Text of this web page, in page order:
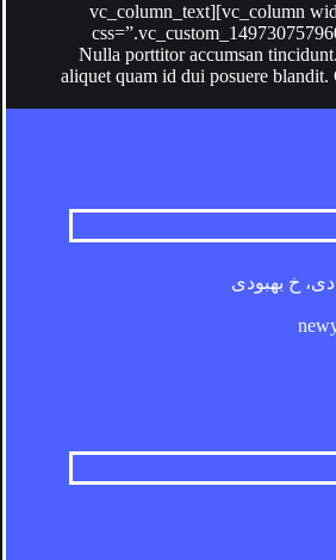
[vc_row 0=””][vc_column width=”1/3″][vc_column_text
!important;}”]Nulla porttitor accumsan
aliquet quam id dui posuere
خ بهبودی